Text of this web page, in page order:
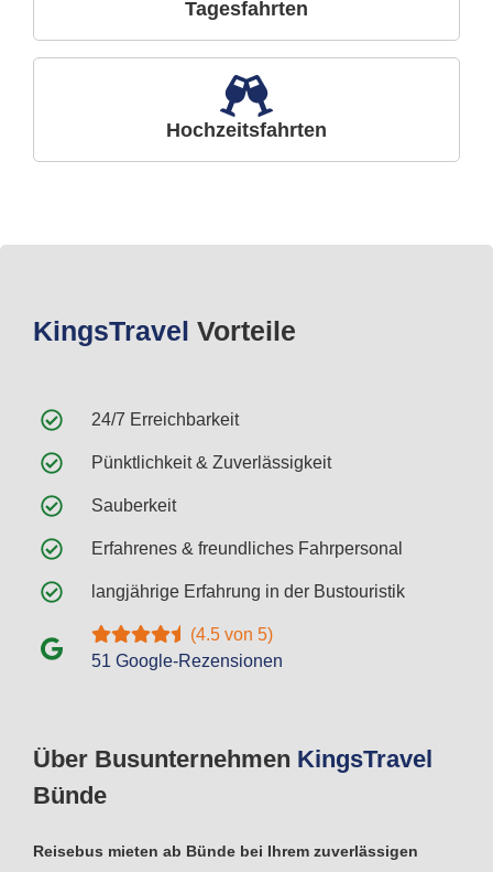
Tagesfahrten
Hochzeitsfahrten
Über Busunternehmen KingsTravel
Bünde
Reisebus mieten ab Bünde bei Ihrem zuverlässigen
KingsTravel Vorteile
24/7 Erreichbarkeit
Pünktlichkeit & Zuverlässigkeit
Sauberkeit
Erfahrenes & freundliches Fahrpersonal
langjährige Erfahrung in der Bustouristik
(4.5 von 5)
51 Google-Rezensionen